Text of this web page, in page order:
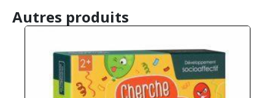
Autres produits